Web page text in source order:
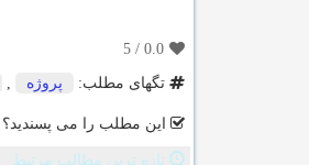
0.0
/
5
تگهای مطلب:
پروژه
این مطلب را می پسندید؟
تازه ترین مطالب مرتبط